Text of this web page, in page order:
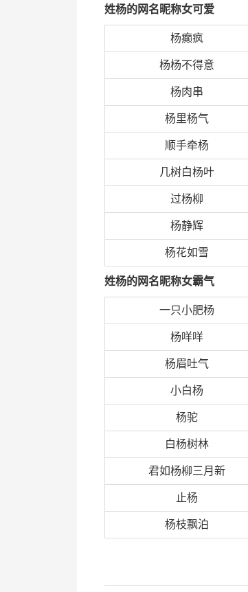
姓杨的网名昵称女可爱
杨癫疯
杨杨不得意
杨肉串
杨里杨气
顺手牵杨
几树白杨叶
过杨柳
杨静辉
杨花如雪
姓杨的网名昵称女霸气
一只小肥杨
杨咩咩
杨眉吐气
小白杨
杨驼
白杨树林
君如杨柳三月新
止杨
杨枝飘泊